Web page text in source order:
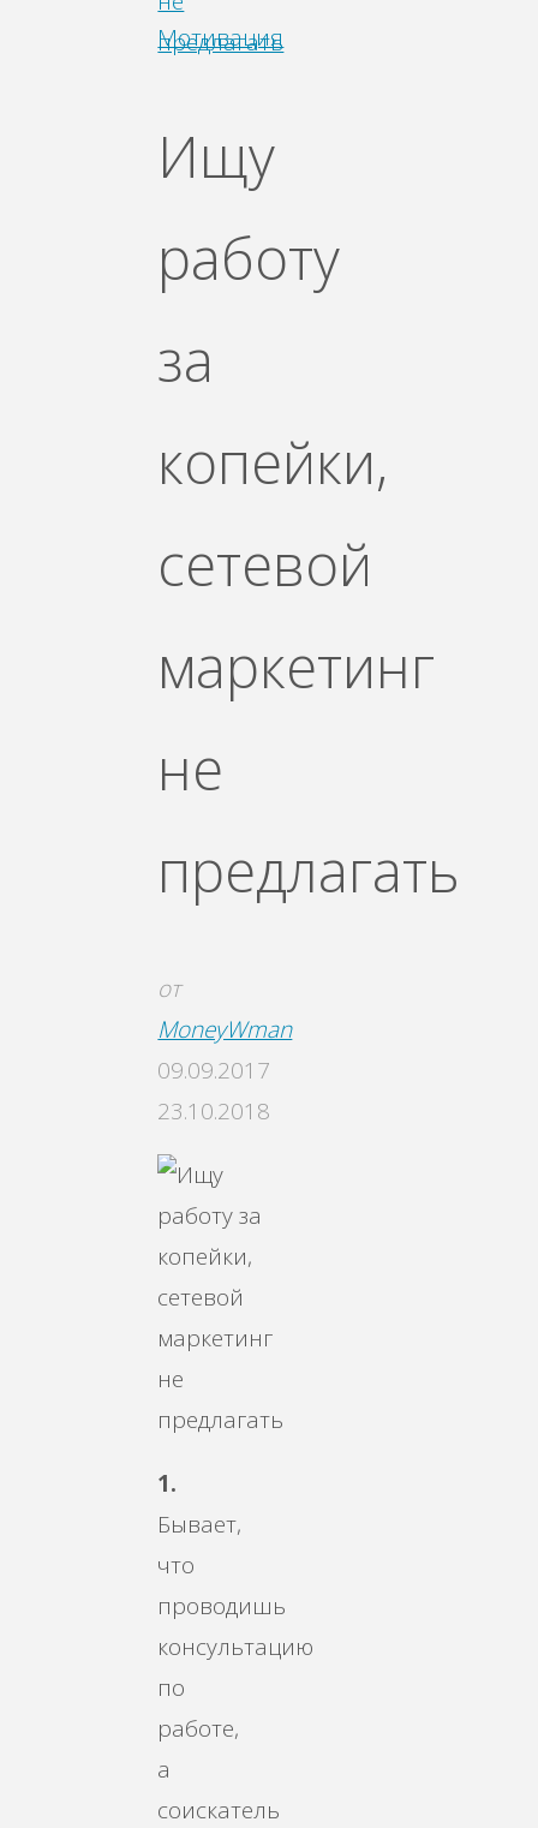
Мотивация
Ищу
работу
за
копейки,
сетевой
маркетинг
не
предлагать
от
MoneyWman
09.09.2017
23.10.2018
1.
Бывает,
что
проводишь
консультацию
по
работе,
а
соискатель